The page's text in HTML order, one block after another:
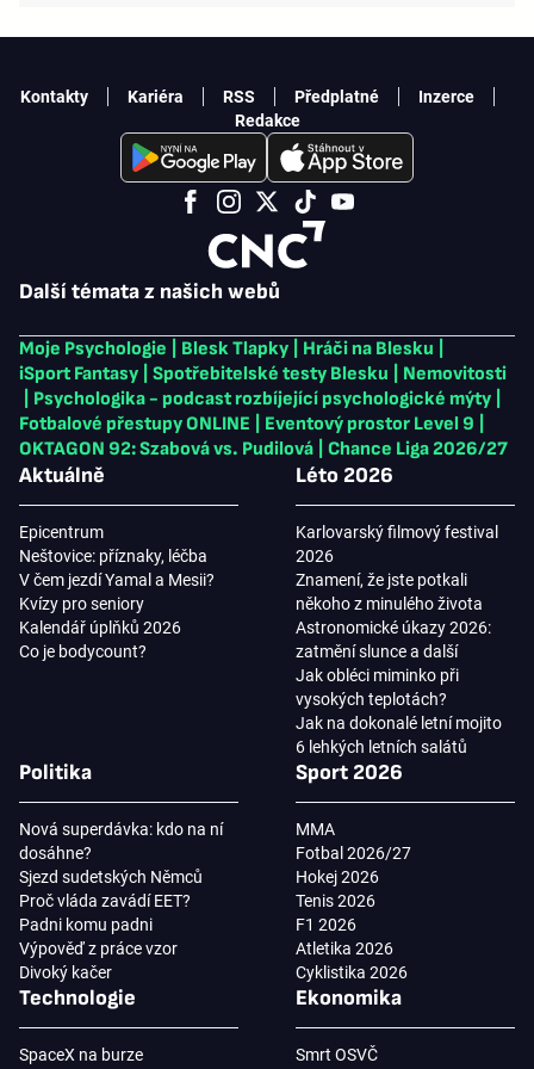
Další témata z našich webů
Moje Psychologie Blesk Tlapky Hráči na Blesku
iSport Fantasy
Spotřebitelské testy Blesku
Nemovitosti
Psychologika - podcast rozbíjející psychologické mýty
Fotbalové přestupy ONLINE
Eventový prostor Level 9
OKTAGON 92: Szabová vs. Pudilová
Chance Liga 2026/27
Aktuálně
Epicentrum
Neštovice: příznaky, léčba
V čem jezdí Yamal a Mesii?
Kvízy pro seniory
Kalendář úplňků 2026
Co je bodycount?
Léto 2026
Karlovarský filmový festival
2026
Znamení, že jste potkali
někoho z minulého života
Astronomické úkazy 2026:
zatmění slunce a další
Jak obléci miminko při
vysokých teplotách?
Jak na dokonalé letní mojito
6 lehkých letních salátů
Politika
Nová superdávka: kdo na ní
dosáhne?
Sjezd sudetských Němců
Proč vláda zavádí EET?
Padni komu padni
Výpověď z práce vzor
Divoký kačer
Sport 2026
MMA
Fotbal 2026/27
Hokej 2026
Tenis 2026
F1 2026
Atletika 2026
Cyklistika 2026
Technologie
SpaceX na burze
Ekonomika
Smrt OSVČ
Kontakty Kariéra RSS Předplatné
Inzerce
Redakce